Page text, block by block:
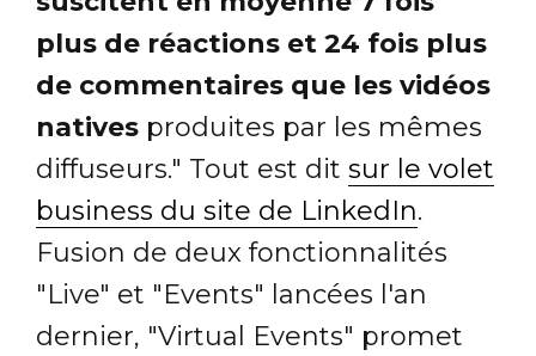
plus de réactions et 24 fois plus
de commentaires que les vidéos
natives produites par les mêmes
diffuseurs." Tout est dit sur le volet
business du site de LinkedIn.
Fusion de deux fonctionnalités
"Live" et "Events" lancées l'an
dernier, "Virtual Events" promet